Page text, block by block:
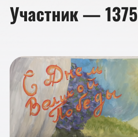
Участник — 1375